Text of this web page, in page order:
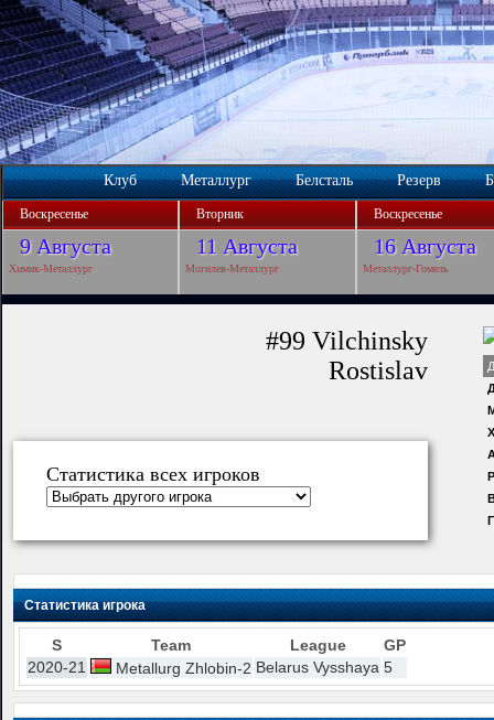
Клуб Металлург Белсталь Резерв
Воскресенье Вторник Воскресенье
9 Августа 11 Августа 16 Августа
Химик-Металлург Могилев-Металлург Металлург-Гомель
#99 Vilchinsky
Rostislav
Статистика всех игроков
Статистика игрока
S Team League
GP
2020-21
Metallurg Zhlobin-2 Belarus Vysshaya 5